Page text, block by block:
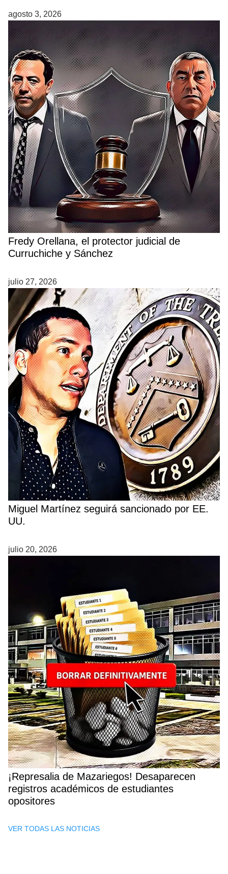
agosto 3, 2026
Fredy Orellana, el protector judicial de
Curruchiche y Sánchez
julio 27, 2026
Miguel Martínez seguirá sancionado por EE.
UU.
julio 20, 2026
¡Represalia de Mazariegos! Desaparecen
registros académicos de estudiantes
opositores
VER TODAS LAS NOTICIAS